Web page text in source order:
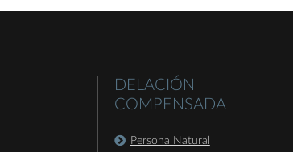
DELACIÓN
COMPENSADA
Persona Natural